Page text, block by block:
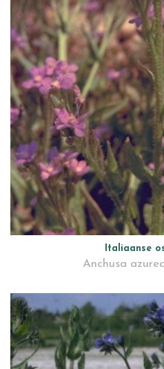
Italiaanse
Anchusa